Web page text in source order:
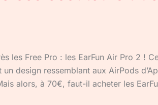
les Free Pro : les EarFun Air Pro 2 !
design ressemblant aux AirPods
alors, à 70€, faut-il acheter les